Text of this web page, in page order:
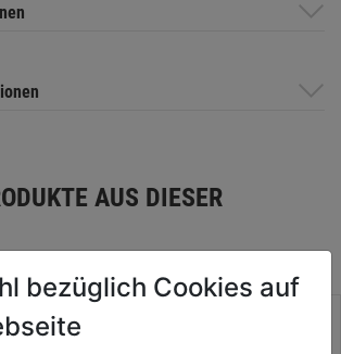
AUS DIESER
bezüglich Cookies auf